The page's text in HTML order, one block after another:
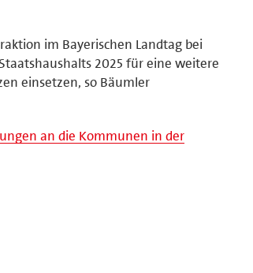
im Bayerischen Landtag bei
2025 für eine weitere
einsetzen, so Bäumler
an die Kommunen in der